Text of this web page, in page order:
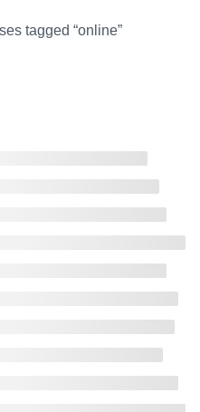
tagged “online”